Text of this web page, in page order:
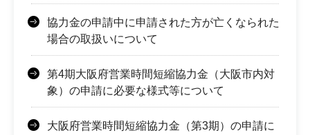
協力金の申請中に申請された方が亡くなられた
場合の取扱いについて
第4期大阪府営業時間短縮協力金（大阪市内対
象）の申請に必要な様式等について
大阪府営業時間短縮協力金（第3期）の申請に